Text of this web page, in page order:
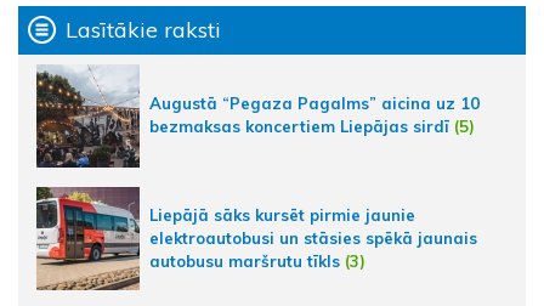
Lasītākie raksti
Augustā “Pegaza Pagalms” aicina uz 10
bezmaksas koncertiem Liepājas sirdī (5)
Liepājā sāks kursēt pirmie jaunie
elektroautobusi un stāsies spēkā jaunais
autobusu maršrutu tīkls (3)